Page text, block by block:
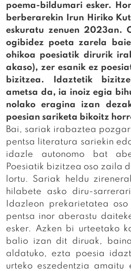
poema-bildumari esker.
berberarekin Irun Hiriko
eskuratu zenuen 2023an.
ogibidez poeta zarela
ohikoa poesiatik dirurik
akaso), zer esanik ez
bizitzea. Idaztetik
ametsa da, ia inoiz egia
nolako eragina izan
poesian sariketa bikoitz
Bai, sariak irabaztea
pentsa literatura sariekin
idazle autonomo bat
Poesiatik bizitzea oso zaila
lortu. Sariak heldu
hilabete asko diru-
Idazleon prekarietatea
pentsa inor aberastu
esker. Azken bi urteetako
balio izan dit diruak,
aldatuko, ezta poesia
urteko eszedentzia amaitu